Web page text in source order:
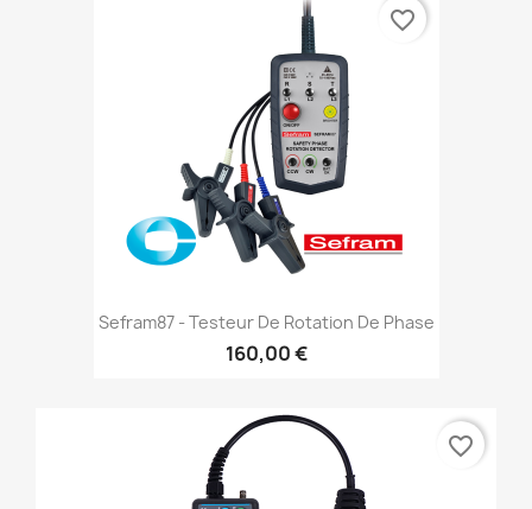
Sefram87 - Testeur De Rotation De Phase
160,00 €
favorite_border
favorite_border